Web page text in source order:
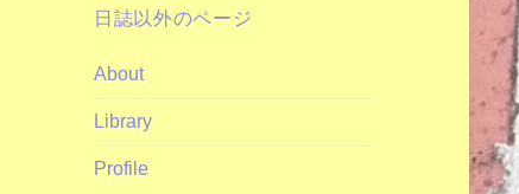
日誌以外のページ
About
Library
Profile